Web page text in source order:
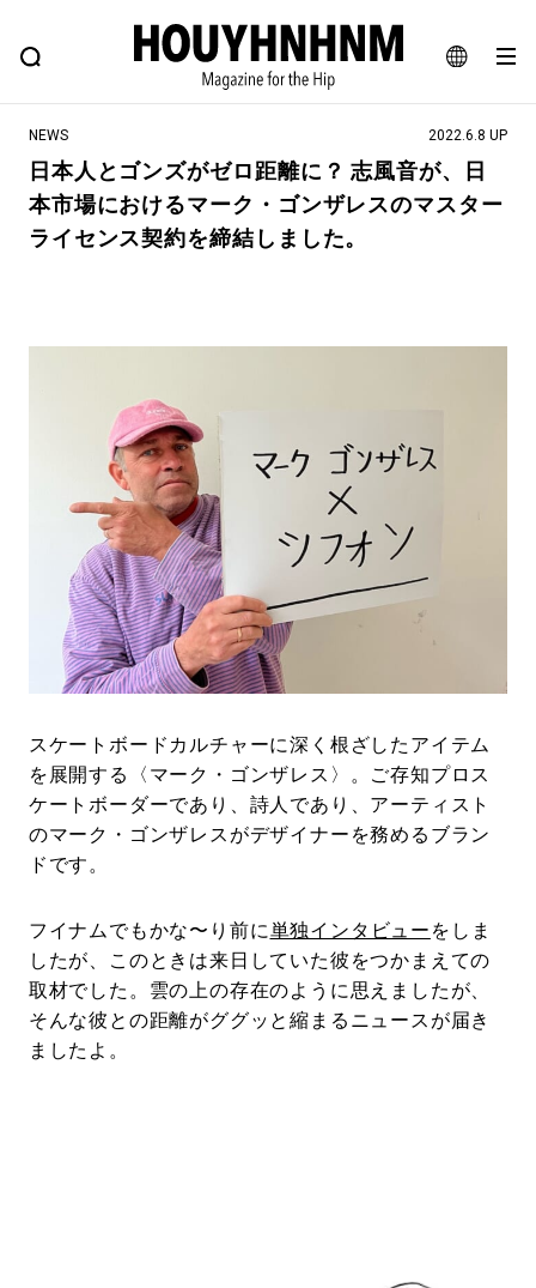
JA
EN
FEATURE BLOG SNAP
ヒップなファッション、カルチャー、ライフスタイルWEBマガジン
#注目のタグ
#NEW VINTAGE #マイナーグッド図鑑
#GH 銘品の所以
#Commune H #FOCUS IT #AH.H
#ととけん #FASHION #MUSIC
#LIFESTYLE #SNEAKER #OUTDOOR
#SPORTS #HANDSOME HANDBOOK
NEWS 2022.6.8 UP
日本人とゴンズがゼロ距離に？ 志風音が、日
本市場におけるマーク・ゴンザレスのマスター
ライセンス契約を締結しました。
スケートボードカルチャーに深く根ざしたアイテム
を展開する〈マーク・ゴンザレス〉。ご存知プロス
ケートボーダーであり、詩人であり、アーティスト
のマーク・ゴンザレスがデザイナーを務めるブラン
ドです。
フイナムでもかな〜り前に単独インタビュー をしま
したが、このときは来日していた彼をつかまえての
取材でした。雲の上の存在のように思えましたが、
そんな彼との距離がググッと縮まるニュースが届き
ましたよ。